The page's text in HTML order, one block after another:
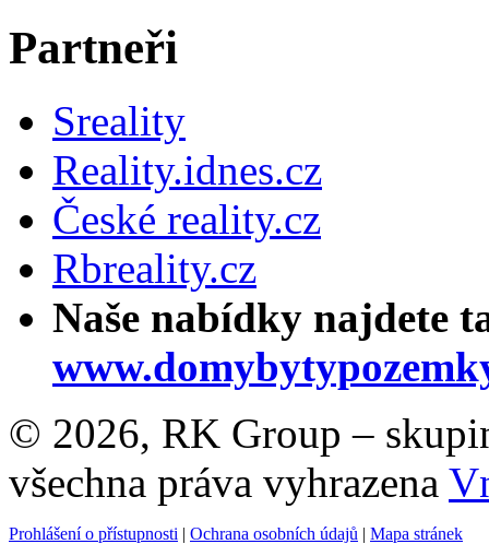
Partneři
Sreality
Reality.idnes.cz
České reality.cz
Rbreality.cz
Naše nabídky najdete
© 2026, RK Group –
všechna práva vyhrazena
Prohlášení o přístupnosti | Ochrana osobních údajů | Mapa stránek